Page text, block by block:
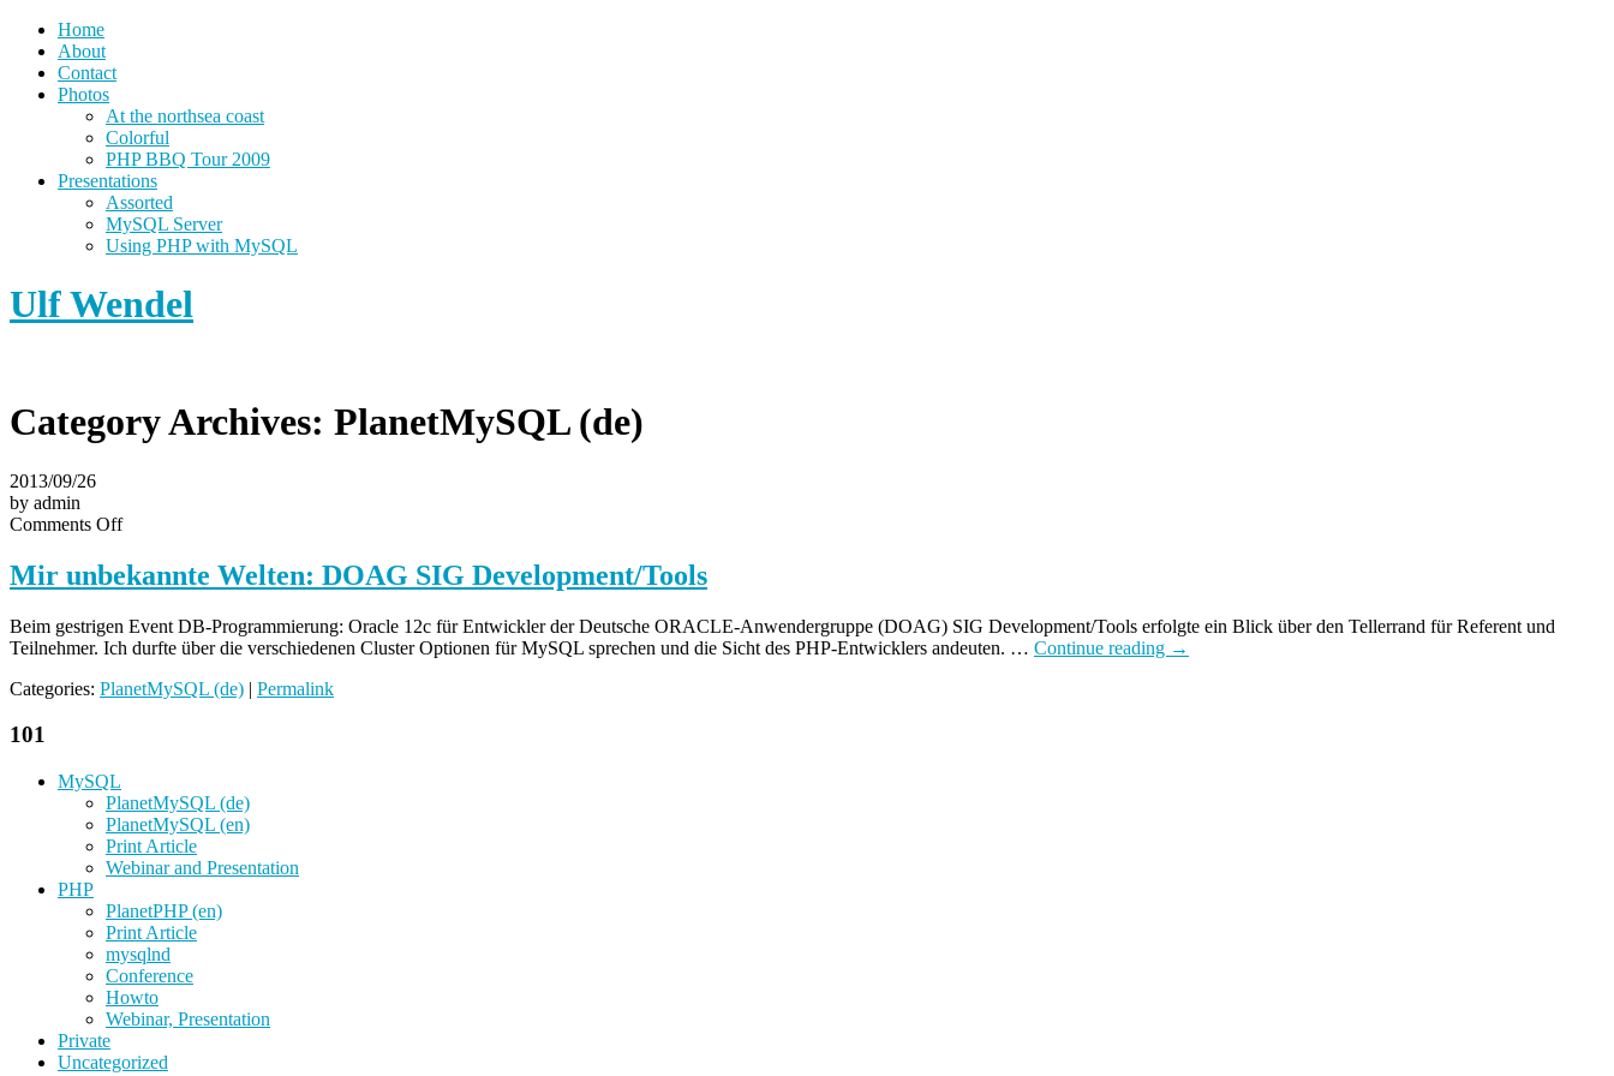
Home
About
Contact
Photos
At the northsea coast
Colorful
PHP BBQ Tour 2009
Presentations
Assorted
MySQL Server
Using PHP with MySQL
Ulf Wendel
Category Archives: PlanetMySQL (de)
2013/09/26
by admin
Comments Offon
unbekannte
Welten:
SIG
Development/Tools
Mir unbekannte Welten: DOAG SIG Development/Tools
Beim gestrigen Event DB-Programmierung: Oracle 12c für Entwickler der Deutsche ORACLE-Anwendergruppe (DOAG) SIG Development/Tools erfolgte ein Blick über den Tellerrand für Referent und
Teilnehmer. Ich durfte über die verschiedenen Cluster Optionen für MySQL sprechen und die Sicht des PHP-Entwicklers andeuten. … Continue reading →
Categories: PlanetMySQL (de) | Permalink
101
MySQL
PlanetMySQL (de)
PlanetMySQL (en)
Print Article
Webinar and Presentation
PHP
PlanetPHP (en)
Print Article
mysqlnd
Conference
Howto
Webinar, Presentation
Private
Uncategorized